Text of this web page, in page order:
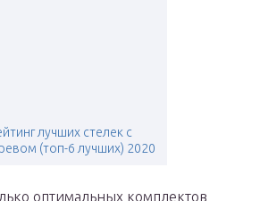
лучших стелек с
(топ-6 лучших) 2020
оптимальных комплектов